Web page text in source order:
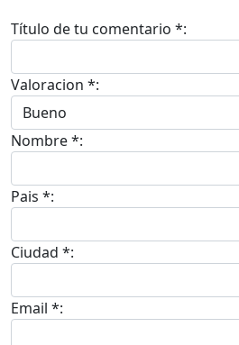
Título de tu comentario *:
Valoracion *:
Nombre *:
Pais *:
Ciudad *:
Email *: